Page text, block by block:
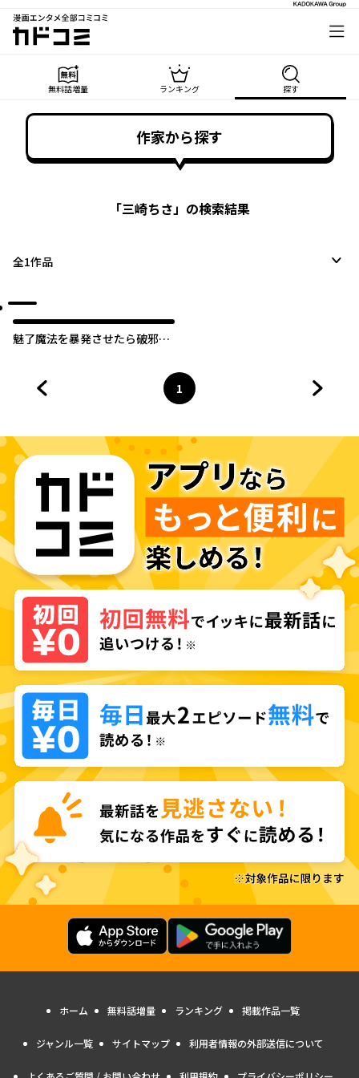
漫画エンタメ全部コミコミ
カドコミ
無料話増量 ランキング 探す
作家から探す
「三崎ちさ」の検索結果
全1作品
魅了魔法を暴発させたら破邪グ
ページ
1
へ
ホーム 無料話増量 ランキング 掲載作品一覧
ジャンル一覧 サイトマップ 利用者情報の外部送信について